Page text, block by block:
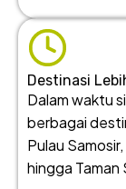
Destinasi
Dalam waktu
berbagai
Pulau
hingga Taman